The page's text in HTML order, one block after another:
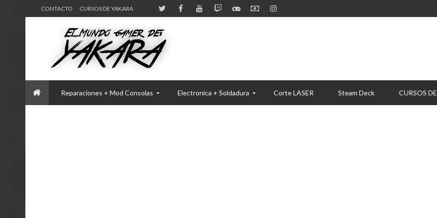
CONTACTO CURSOS DE YAKARA
Reparaciones + Mod Consolas Electronica + Soldadura Corte LASER Steam Deck CURSOS